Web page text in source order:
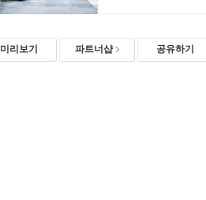
미리보기 파트너샵 공유하기